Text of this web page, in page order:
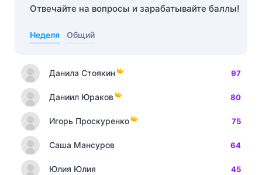
Отвечайте на вопросы и зарабатывайте баллы!
Неделя Общий
Данила Стоякин 97
Даниил Юраков 80
Игорь Проскуренко 75
Саша Мансуров 64
Юлия Юлия 45